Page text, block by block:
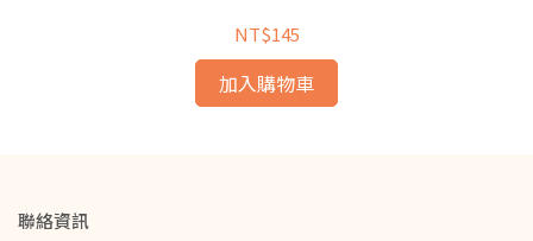
NT$145
加入購物車
聯絡資訊